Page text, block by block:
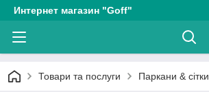
Интернет магазин "Goff"
Товари та послуги Паркани & сітки